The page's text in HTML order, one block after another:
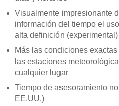
Visualmente impresionante
información del tiempo el
alta definición (experimental)
Más las condiciones
las estaciones
cualquier lugar
Tiempo de asesoramiento
EE.UU.)